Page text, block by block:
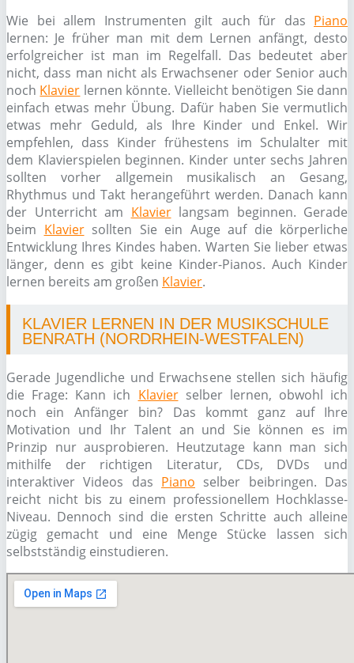
Wie bei allem Instrumenten gilt auch für das Piano
lernen: Je früher man mit dem Lernen anfängt, desto
erfolgreicher ist man im Regelfall. Das bedeutet aber
nicht, dass man nicht als Erwachsener oder Senior auch
noch Klavier lernen könnte. Vielleicht benötigen Sie dann
einfach etwas mehr Übung. Dafür haben Sie vermutlich
etwas mehr Geduld, als Ihre Kinder und Enkel. Wir
empfehlen, dass Kinder frühestens im Schulalter mit
dem Klavierspielen beginnen. Kinder unter sechs Jahren
sollten vorher allgemein musikalisch an Gesang,
Rhythmus und Takt herangeführt werden. Danach kann
der Unterricht am Klavierlangsam beginnen. Gerade
beim Klaviersollten Sie ein Auge auf die körperliche
Entwicklung Ihres Kindes haben. Warten Sie lieber etwas
länger, denn es gibt keine Kinder-Pianos. Auch Kinder
lernen bereits am großen Klavier.
KLAVIER LERNEN IN DER MUSIKSCHULE
BENRATH (NORDRHEIN-WESTFALEN)
Gerade Jugendliche und Erwachsene stellen sich häufig
die Frage: Kann ich Klavierselber lernen, obwohl ich
noch ein Anfänger bin? Das kommt ganz auf Ihre
Motivation und Ihr Talent an und Sie können es im
Prinzip nur ausprobieren. Heutzutage kann man sich
mithilfe der richtigen Literatur, CDs, DVDs und
interaktiver Videos das Piano selber beibringen. Das
reicht nicht bis zu einem professionellem Hochklasse-
Niveau. Dennoch sind die ersten Schritte auch alleine
zügig gemacht und eine Menge Stücke lassen sich
selbstständig einstudieren.